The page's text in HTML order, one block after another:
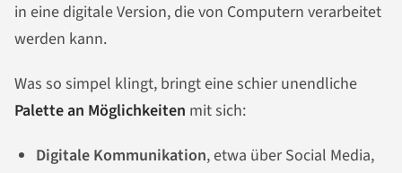
in eine digitale Version, die von Computern verarbeitet
werden kann.
Was so simpel klingt, bringt eine schier unendliche
Palette an Möglichkeiten mit sich:
Digitale Kommunikation, etwa über Social Media,